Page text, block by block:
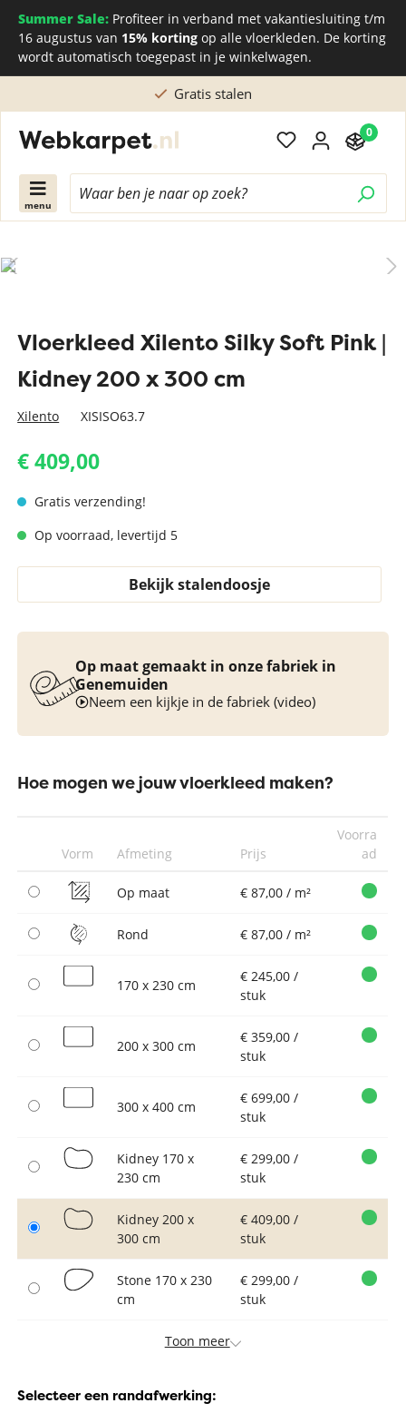
Summer Sale: Profiteer in verband met vakantiesluiting t/m
16 augustus van 15% korting op alle vloerkleden. De korting
wordt automatisch toegepast in je winkelwagen.
Gratis stalen
menu
0
Vloerkleed Xilento Silky Soft Pink |
Kidney 200 x 300 cm
Xilento XISISO63.7
€ 409,00
Gratis verzending!
Op voorraad, levertijd 5
Bekijk stalendoosje
Op maat gemaakt in onze fabriek in
Genemuiden
Neem een kijkje in de fabriek (video)
Hoe mogen we jouw vloerkleed maken?
Vorm Afmeting Prijs
Voorra
ad
Op maat € 87,00 / m²
Rond € 87,00 / m²
170 x 230 cm
€ 245,00 /
stuk
200 x 300 cm
€ 359,00 /
stuk
300 x 400 cm
€ 699,00 /
stuk
Kidney 170 x
230 cm
€ 299,00 /
stuk
Kidney 200 x
300 cm
€ 409,00 /
stuk
Stone 170 x 230
cm
€ 299,00 /
stuk
Toon meer
Selecteer een randafwerking: